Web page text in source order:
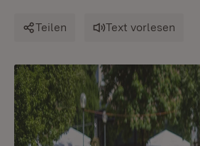
Teilen Text vorlesen